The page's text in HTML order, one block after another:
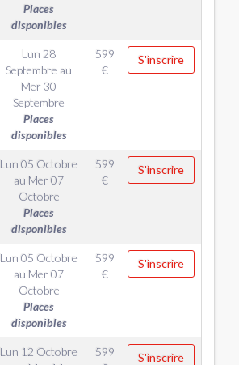
Places
disponibles
Lun 28
Septembre au
Mer 30
Septembre
Places
disponibles
599
€
S'inscrire
Lun 05 Octobre
au Mer 07
Octobre
Places
disponibles
599
€
S'inscrire
Lun 05 Octobre
au Mer 07
Octobre
Places
disponibles
599
€
S'inscrire
Lun 12 Octobre
599
S'inscrire